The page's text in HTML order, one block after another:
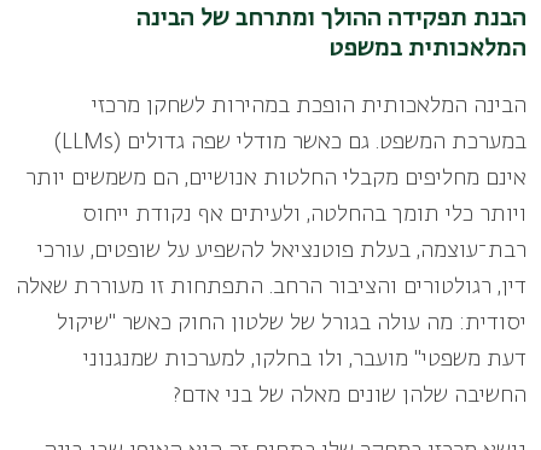
הבנת תפקידה ההולך ומתרחב של הבינה
המלאכותית במשפט
הבינה המלאכותית הופכת במהירות לשחקן מרכזי
במערכת המשפט. גם כאשר מודלי שפה גדולים (LLMs)
אינם מחליפים מקבלי החלטות אנושיים, הם משמשים יותר
ויותר כלי תומך בהחלטה, ולעיתים אף נקודת ייחוס
רבת־עוצמה, בעלת פוטנציאל להשפיע על שופטים, עורכי
דין, רגולטורים והציבור הרחב. התפתחות זו מעוררת שאלה
יסודית: מה עולה בגורל של שלטון החוק כאשר "שיקול
דעת משפטי" מועבר, ולו בחלקו, למערכות שמנגנוני
החשיבה שלהן שונים מאלה של בני אדם?